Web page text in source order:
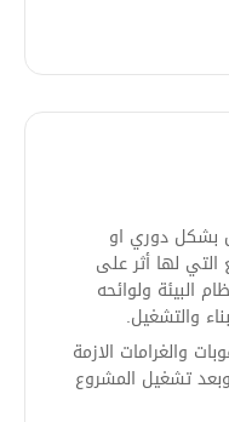
بشكل دوري او
لها أثر على
البيئة ولوائحه
والتشغيل.
والغرامات الازمة
تشغيل المشروع